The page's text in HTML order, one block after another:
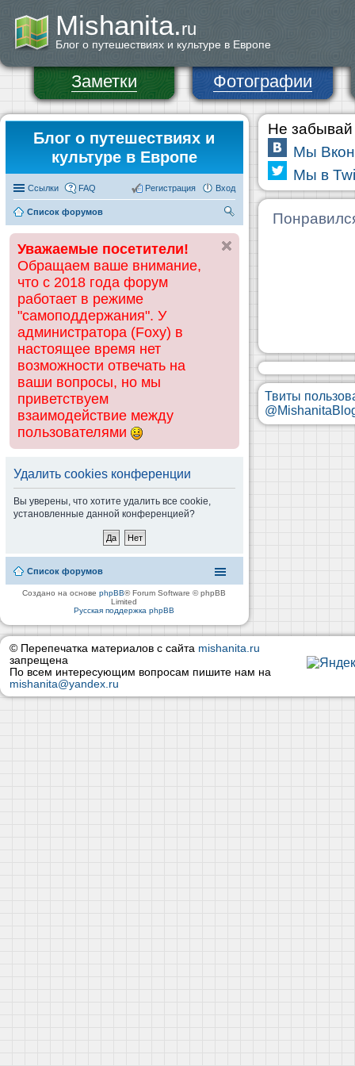
Mishanita.ru
Блог о путешествиях и культуре в Европе
Заметки Фотографии
Блог о путешествиях и
культуре в Европе
Ссылки FAQ Вход
Регистрация
Список форумов
ск
Уважаемые посетители!
Обращаем ваше внимание,
что с 2018 года форум
работает в режиме
"самоподдержания". У
администратора (Foxy) в
настоящее время нет
возможности отвечать на
ваши вопросы, но мы
приветствуем
взаимодействие между
пользователями
Удалить cookies конференции
Вы уверены, что хотите удалить все cookie,
установленные данной конференцией?
Список форумов
Создано на основеphpBB® Forum Software © phpBB
Limited
Русская поддержка phpBB
Не забывай
Мы
Мы в
Твиты
© Перепечатка материалов с сайта mishanita.ru
запрещена
По всем интересующим вопросам пишите нам на
mishanita@yandex.ru